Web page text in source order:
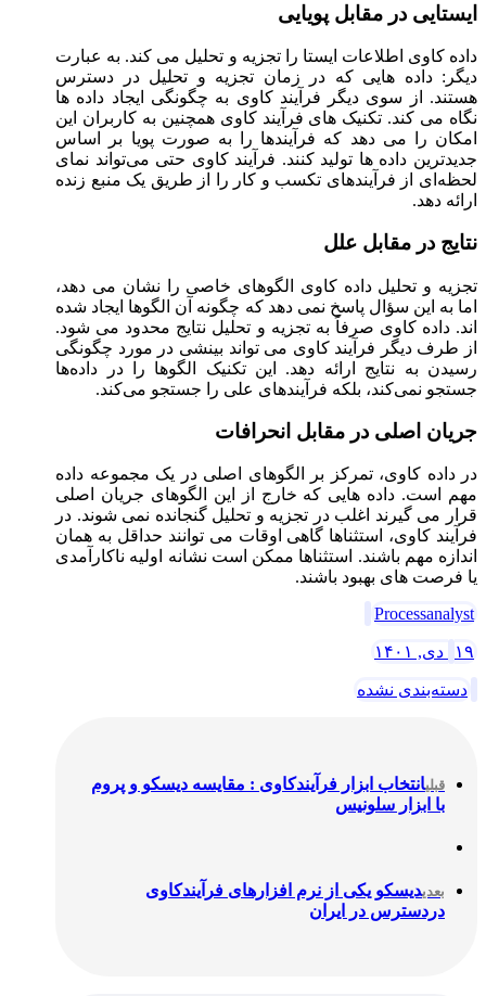
ایستایی در مقابل پویایی
داده کاوی اطلاعات ایستا را تجزیه و تحلیل می کند. به عبارت
دیگر: داده هایی که در زمان تجزیه و تحلیل در دسترس
هستند. از سوی دیگر فرآیند کاوی به چگونگی ایجاد داده ها
نگاه می کند. تکنیک های فرآیند کاوی همچنین به کاربران این
امکان را می دهد که فرآیندها را به صورت پویا بر اساس
جدیدترین داده ها تولید کنند. فرآیند کاوی حتی می‌تواند نمای
لحظه‌ای از فرآیندهای تکسب و کار را از طریق یک منبع زنده
ارائه دهد.
نتایج در مقابل علل
تجزیه و تحلیل داده کاوی الگوهای خاصی را نشان می دهد،
اما به این سؤال پاسخ نمی دهد که چگونه آن الگوها ایجاد شده
اند. داده کاوی صرفاً به تجزیه و تحلیل نتایج محدود می شود.
از طرف دیگر فرآیند کاوی می تواند بینشی در مورد چگونگی
رسیدن به نتایج ارائه دهد. این تکنیک الگوها را در داده‌ها
جستجو نمی‌کند، بلکه فرآیندهای علی را جستجو می‌کند.
جریان اصلی در مقابل انحرافات
در داده کاوی، تمرکز بر الگوهای اصلی در یک مجموعه داده
مهم است. داده هایی که خارج از این الگوهای جریان اصلی
قرار می گیرند اغلب در تجزیه و تحلیل گنجانده نمی شوند. در
فرآیند کاوی، استثناها گاهی اوقات می توانند حداقل به همان
اندازه مهم باشند. استثناها ممکن است نشانه اولیه ناکارآمدی
یا فرصت های بهبود باشند.
Processanalyst
۱۹ دی, ۱۴۰۱
دسته‌بندی نشده
قبلیانتخاب ابزار فرآیند‌کاوی : مقایسه دیسکو و پروم
با ابزار سلونیس
بعدیدیسکو یکی از نرم افزار‌های فرآیندکاوی
دردسترس در ایران